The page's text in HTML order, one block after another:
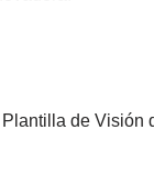
de Visión